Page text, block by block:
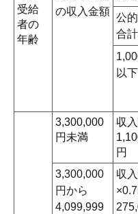
受給
者の
年齢
の収入金額
公
合
以下
3,300,000
円未満
収
円
3,300,000
円から
4,099,999
収